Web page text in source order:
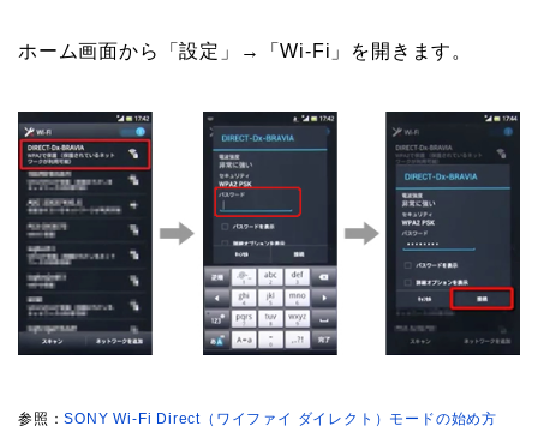
ホーム画面から「設定」→「Wi-Fi」を開きます。
参照：SONY Wi-Fi Direct（ワイファイ ダイレクト）モードの始め方